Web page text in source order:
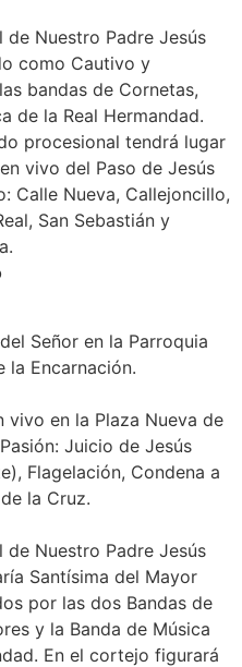
de Nuestro Padre Jesús
como Cautivo y
bandas de Cornetas,
de la Real Hermandad.
procesional tendrá lugar
vivo del Paso de Jesús
Calle Nueva, Callejoncillo,
San Sebastián y
Señor en la Parroquia
la Encarnación.
vivo en la Plaza Nueva de
Juicio de Jesús
Flagelación, Condena a
la Cruz.
de Nuestro Padre Jesús
Santísima del Mayor
por las dos Bandas de
y la Banda de Música
En el cortejo figurará